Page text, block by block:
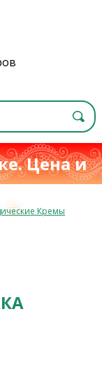
Цена и
≡
Кремы